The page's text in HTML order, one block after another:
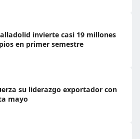
invierte casi 19 millones
en primer semestre
su liderazgo exportador con
mayo